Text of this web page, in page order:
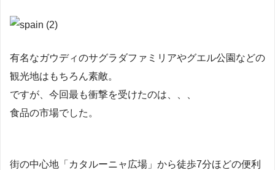
有名なガウディのサグラダファミリアやグエル公園などの
観光地はもちろん素敵。
ですが、今回最も衝撃を受けたのは、、、
食品の市場でした。
街の中心地「カタルーニャ広場」から徒歩7分ほどの便利